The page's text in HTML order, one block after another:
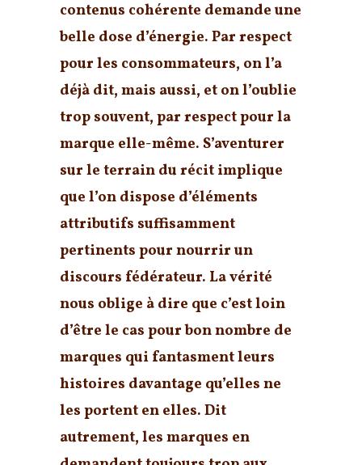
contenus cohérente demande une
belle dose d’énergie. Par respect
pour les consommateurs, on l’a
déjà dit, mais aussi, et on l’oublie
trop souvent, par respect pour la
marque elle-même. S’aventurer
sur le terrain du récit implique
que l’on dispose d’éléments
attributifs suffisamment
pertinents pour nourrir un
discours fédérateur. La vérité
nous oblige à dire que c’est loin
d’être le cas pour bon nombre de
marques qui fantasment leurs
histoires davantage qu’elles ne
les portent en elles. Dit
autrement, les marques en